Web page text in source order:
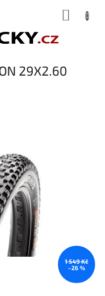
29X2.60
1 549 Kč
–26 %